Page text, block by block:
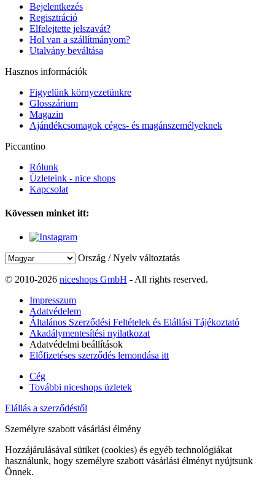
Bejelentkezés
Regisztráció
Elfelejtette jelszavát?
Hol van a szállítmányom?
Utalvány beváltása
Hasznos információk
Figyelünk környezetünkre
Glosszárium
Magazin
Ajándékcsomagok céges- és magánszemélyeknek
Piccantino
Rólunk
Üzleteink - nice shops
Kapcsolat
Kövessen minket itt:
Ország / Nyelv változtatás
© 2010-2026 niceshops GmbH - All rights reserved.
Impresszum
Adatvédelem
Általános Szerződési Feltételek és Elállási Tájékoztató
Akadálymentesítési nyilatkozat
Adatvédelmi beállítások
Előfizetéses szerződés lemondása itt
Cég
További niceshops üzletek
Elállás a szerződéstől
Személyre szabott vásárlási élmény
Hozzájárulásával sütiket (cookies) és egyéb technológiákat
használunk, hogy személyre szabott vásárlási élményt nyújtsunk
Önnek.